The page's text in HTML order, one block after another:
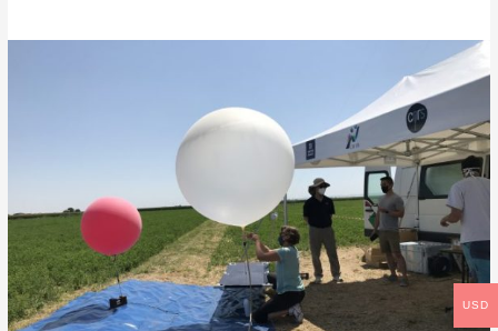
la
evaporación
en
los
cultivos
USD